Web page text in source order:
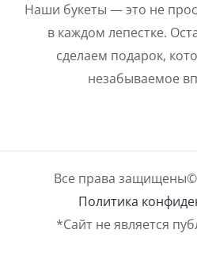
Наши букеты — это не
в каждом лепестке.
сделаем подарок,
незабываемое
Все права защищены©
Политика
*Сайт не является